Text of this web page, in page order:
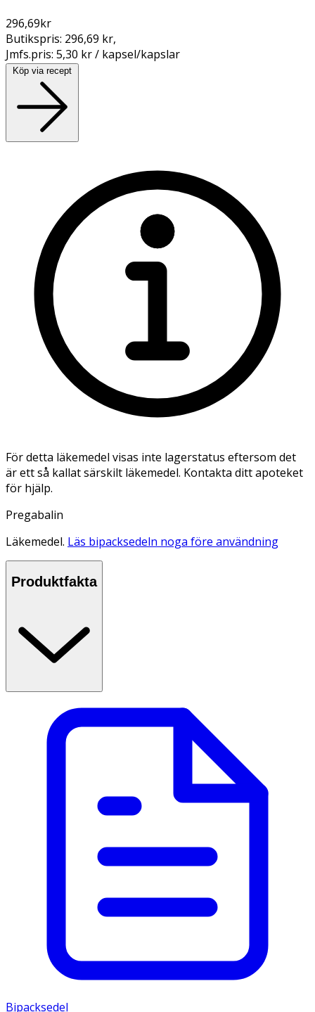
296,69kr
Butikspris: 296,69 kr,
Jmfs.pris: 5,30 kr / kapsel/kapslar
Köp via recept
För detta läkemedel visas inte lagerstatus eftersom det
är ett så kallat särskilt läkemedel. Kontakta ditt apoteket
för hjälp.
Pregabalin
Läkemedel. Läs bipacksedeln noga före användning
Produktfakta
Bipacksedel